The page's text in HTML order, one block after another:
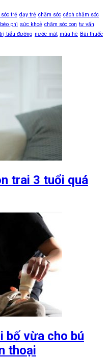
trẻ dạy trẻ chăm sóc cách chăm sóc
béo phì sức khoẻ chăm sóc con tư vấn
trị tiểu đường nước mát mùa hè Bài thuốc
trai 3 tuổi quá
bố vừa cho bú
thoại